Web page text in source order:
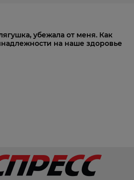
убежала от меня. Как
на наше здоровье